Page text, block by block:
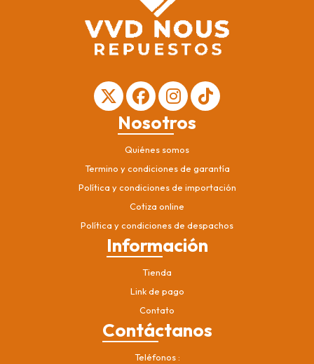
Nosotros
Quiénes somos
Termino y condiciones de garantía
Política y condiciones de importación
Cotiza online
Política y condiciones de despachos
Información
Tienda
Link de pago
Contato
Contáctanos
Teléfonos